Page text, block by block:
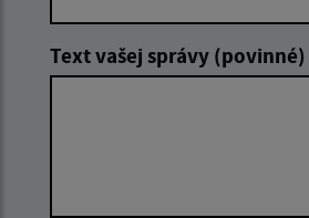
Text vašej správy (povinné)